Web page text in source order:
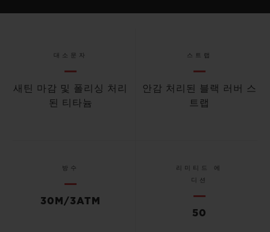
대소문자
새틴 마감 및 폴리싱 처리
된 티타늄
스트랩
안감 처리된 블랙 러버 스
트랩
방수
30M/3ATM
리미티드 에
디션
50